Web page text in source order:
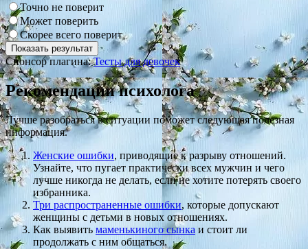
Точно не поверит
Может поверить
Скорее всего поверит
Спонсор плагина:Тесты для девочек
Рекомендации психолога
Лучше разобраться в ситуации поможет следующая полезная
информация.
Женские ошибки, приводящие к разрыву отношений.
Узнайте, что пугает практически всех мужчин и чего
лучше никогда не делать, если не хотите потерять своего
избранника.
Три распространенные ошибки, которые допускают
женщины с детьми в новых отношениях.
Как выявить маменькиного сынка и стоит ли
продолжать с ним общаться.